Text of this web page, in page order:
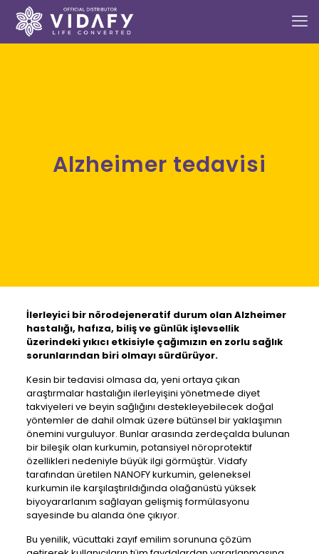
Alzheimer tedavisi
İlerleyici bir nörodejeneratif durum olan Alzheimer
hastalığı, hafıza, biliş ve günlük işlevsellik
üzerindeki yıkıcı etkisiyle çağımızın en zorlu sağlık
sorunlarından biri olmayı sürdürüyor.
Kesin bir tedavisi olmasa da, yeni ortaya çıkan
araştırmalar hastalığın ilerleyişini yönetmede diyet
takviyeleri ve beyin sağlığını destekleyebilecek doğal
yöntemler de dahil olmak üzere bütünsel bir yaklaşımın
önemini vurguluyor. Bunlar arasında zerdeçalda bulunan
bir bileşik olan kurkumin, potansiyel nöroprotektif
özellikleri nedeniyle büyük ilgi görmüştür. Vidafy
tarafından üretilen NANOFY kurkumin, geleneksel
kurkumin ile karşılaştırıldığında olağanüstü yüksek
biyoyararlanım sağlayan gelişmiş formülasyonu
sayesinde bu alanda öne çıkıyor.
Bu yenilik, vücuttaki zayıf emilim sorununa çözüm